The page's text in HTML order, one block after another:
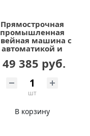
Прямострочная
промышленная
машина с
автоматикой и
увеличенным
Aurora H5-B
49 385 руб.
шт
В корзину